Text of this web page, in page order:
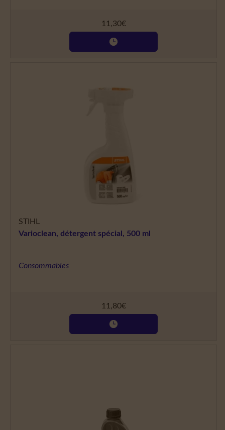
11,30€
STIHL
Varioclean, détergent spécial, 500 ml
Consommables
11,80€